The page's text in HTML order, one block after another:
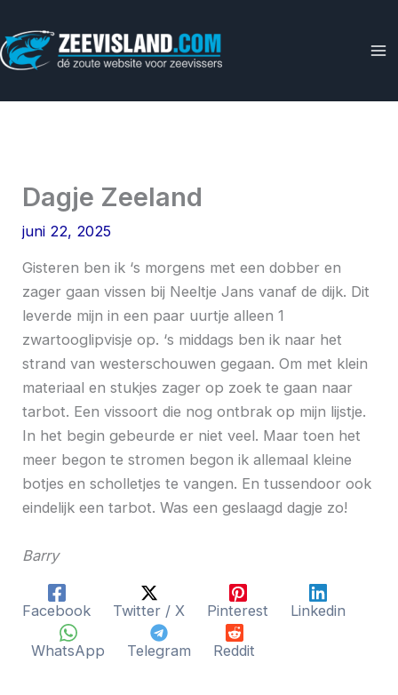
naar
de
Dagje Zeeland
juni 22, 2025
Gisteren ben ik ‘s morgens met een dobber en
zager gaan vissen bij Neeltje Jans vanaf de dijk. Dit
leverde mijn in een paar uurtje alleen 1
zwartooglipvisje op. ‘s middags ben ik naar het
strand van westerschouwen gegaan. Om met klein
materiaal en stukjes zager op zoek te gaan naar
tarbot. Een vissoort die nog ontbrak op mijn lijstje.
In het begin gebeurde er niet veel. Maar toen het
meer begon te stromen begon ik allemaal kleine
botjes en scholletjes te vangen. En tussendoor ook
eindelijk een tarbot. Was een geslaagd dagje zo!
Barry
Facebook Twitter / X Pinterest Linkedin
WhatsApp Telegram Reddit